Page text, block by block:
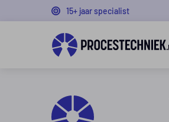
15+ jaar specialist